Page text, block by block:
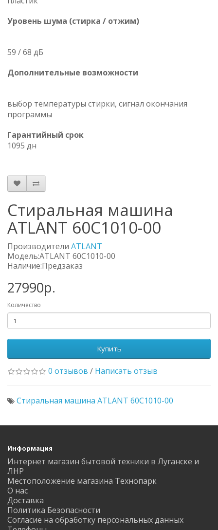
Уровень шума (стирка / отжим)
59 / 68 дБ
Дополнительные возможности
выбор температуры стирки, сигнал окончания
программы
Гарантийный срок
1095 дн
Стиральная машина
ATLANT 60С1010-00
Производители ATLANT
Модель:ATLANT 60С1010-00
Наличие:Предзаказ
27990р.
Количество
Купить
0 отзывов / Написать отзыв
Стиральная машина ATLANT 60С1010-00
Информация
Интернет магазин бытовой техники в Луганске и
ЛНР
Местоположение магазина Технопарк
О нас
Доставка
Политика Безопасности
Согласие на обработку персональных данных